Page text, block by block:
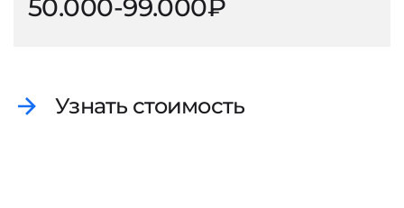
50.000-99.000₽
Узнать стоимость